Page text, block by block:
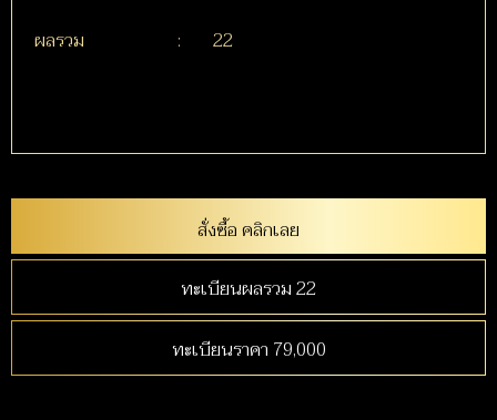
ผลรวม
: 22
สั่งซื้อ คลิกเลย
ทะเบียนผลรวม 22
ทะเบียนราคา 79,000